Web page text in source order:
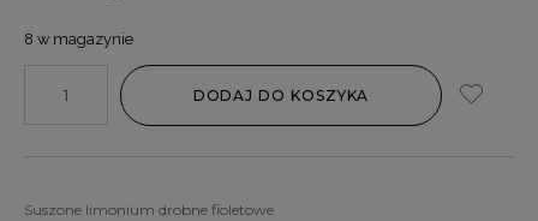
8 w magazynie
DODAJ DO KOSZYKA
Suszone limonium drobne fioletowe